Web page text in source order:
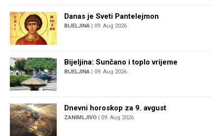
Danas je Sveti Pantelejmon
BIJELJINA | 09. Aug 2026.
Bijeljina: Sunčano i toplo vrijeme
BIJELJINA | 09. Aug 2026.
Dnevni horoskop za 9. avgust
ZANIMLJIVO | 09. Aug 2026.